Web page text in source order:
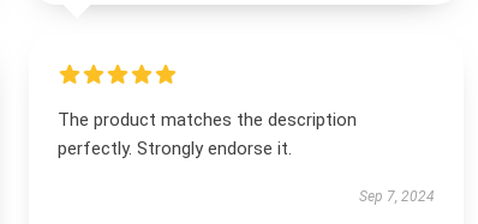
The product matches the description
perfectly. Strongly endorse it.
Sep 7, 2024